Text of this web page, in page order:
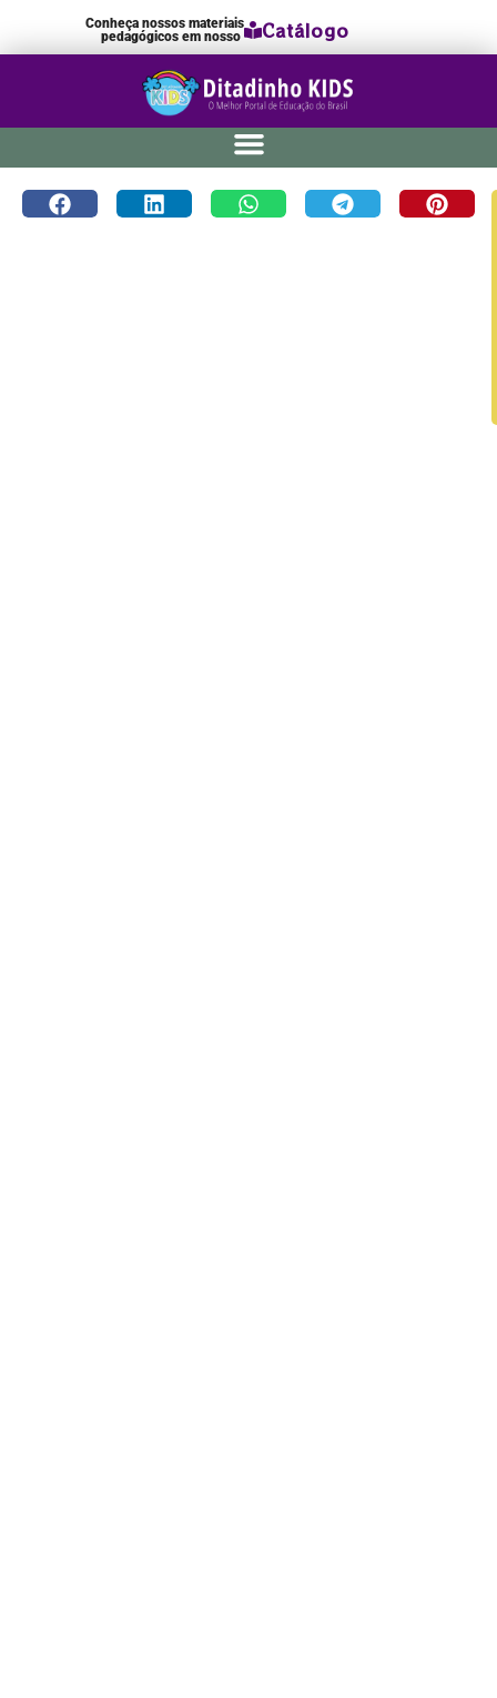
Conheça nossos materiais
pedagógicos em nosso
Catálogo